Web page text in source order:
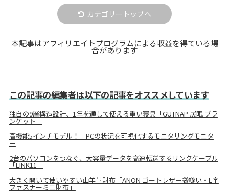
カテゴリートップへ
本記事はアフィリエイトプログラムによる収益を得ている場
合があります
この記事の編集者は以下の記事をオススメしています
独自の9層構造設計、1年を通して使える重い寝具「GUTNAP 炭眠 ブラ
ンケット」
高機能5インチモデル！ PCの状況を可視化するモニタリングモニタ
ー
2台のパソコンをつなぐ、大容量データを高速転送するリンクケーブル
「LINK11」
大きく開いて使いやすい山羊革財布「ANON ゴートレザー袋縫い・L字
ファスナーミニ財布」